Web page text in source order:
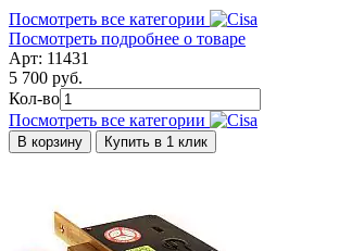
Посмотреть все категории
Посмотреть подробнее о товаре
Арт: 11431
5 700 руб.
Кол-во
Посмотреть все категории
В корзину Купить в 1 клик